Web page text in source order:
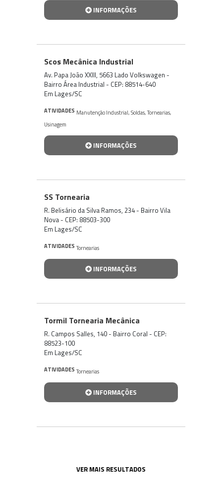
INFORMAÇÕES
Scos Mecânica Industrial
Av. Papa João XXIII, 5663 Lado Volkswagen -
Bairro Área Industrial - CEP: 88514-640
Em Lages/SC
ATIVIDADES Manutenção Industrial,Soldas,Tornearias,
Usinagem
INFORMAÇÕES
SS Tornearia
R. Belisário da Silva Ramos, 234 - Bairro Vila
Nova - CEP: 88503-300
Em Lages/SC
ATIVIDADES Tornearias
INFORMAÇÕES
Tormil Tornearia Mecânica
R. Campos Salles, 140 - Bairro Coral - CEP:
88523-100
Em Lages/SC
ATIVIDADES Tornearias
INFORMAÇÕES
VER MAIS RESULTADOS